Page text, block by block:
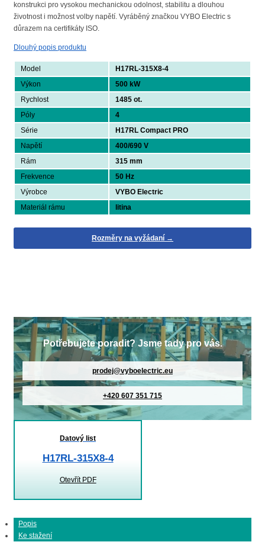
konstrukci pro vysokou mechanickou odolnost, stabilitu a dlouhou
životnost i možnost volby napětí. Vyráběný značkou VYBO Electric s
důrazem na certifikáty ISO.
Dlouhý popis produktu
Model
H17RL-315X8-4
Výkon
500 kW
Rychlost
1485 ot.
Póly
4
Série
H17RL Compact PRO
Napětí
400/690 V
Rám
315 mm
Frekvence
50 Hz
Výrobce
VYBO Electric
Materiál rámu
litina
Rozměry na vyžádaní →
Potřebujete poradit? Jsme tady pro vás.
prodej@vyboelectric.eu
+420 607 351 715
Datový list
H17RL-315X8-4
Otevřít PDF
Popis
Ke stažení